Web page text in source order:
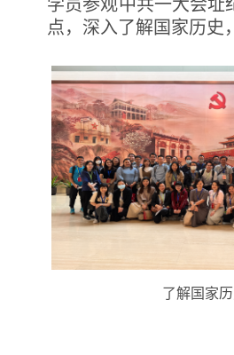
点，深入了解国家历史
了解国家